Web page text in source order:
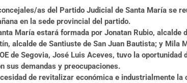
as del Partido Judicial de Santa María se
en la sede provincial del partido.
María estará formada por Jonatan Rubio,
alcalde de Santiuste de San Juan Bautista; y Mila
de Segovia, José Luis Aceves, tuvo la
sus demandas y preocupaciones.
de revitalizar económica e industrialmente